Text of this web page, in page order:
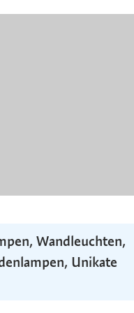
Wand­leuchten,
Unikate